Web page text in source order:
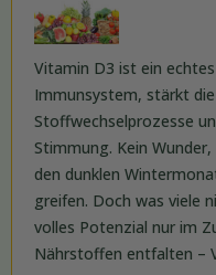
Vitamin D3 ist ein
Immunsystem, stärkt
Stoffwechselprozesse
Stimmung. Kein
den dunklen
greifen. Doch was viele
volles Potenzial nur im
Nährstoffen entfalten –